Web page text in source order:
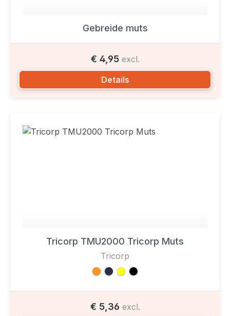
Gebreide muts
€ 4,95 excl.
Details
Tricorp TMU2000 Tricorp Muts
Tricorp
€ 5,36 excl.